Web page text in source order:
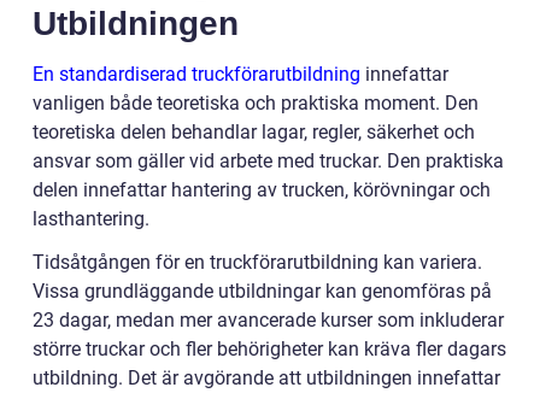
Utbildningen
En standardiserad truckförarutbildning innefattar
vanligen både teoretiska och praktiska moment. Den
teoretiska delen behandlar lagar, regler, säkerhet och
ansvar som gäller vid arbete med truckar. Den praktiska
delen innefattar hantering av trucken, körövningar och
lasthantering.
Tidsåtgången för en truckförarutbildning kan variera.
Vissa grundläggande utbildningar kan genomföras på
23 dagar, medan mer avancerade kurser som inkluderar
större truckar och fler behörigheter kan kräva fler dagars
utbildning. Det är avgörande att utbildningen innefattar